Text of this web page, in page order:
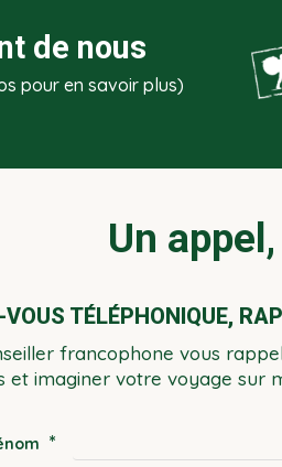
de nous
pour en savoir plus)
Un
VOUS TÉLÉPHONIQUE,
francophone vous
et imaginer votre voyage sur
*